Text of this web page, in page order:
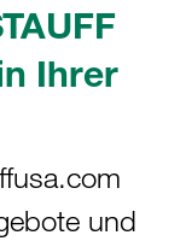
Ihrer
und
Gr.
mit
kurz